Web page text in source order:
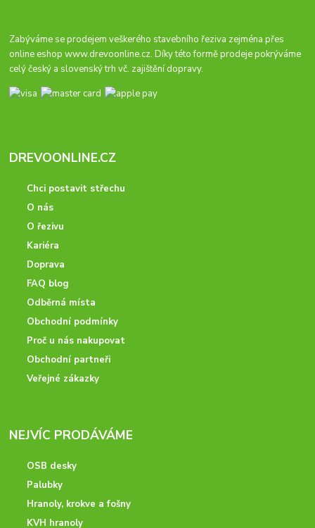
Zabýváme se prodejem veškerého stavebního řeziva zejména přes
online eshopwww.drevoonline.cz. Díky této formě prodeje pokrýváme
celý český a slovenský trh vč. zajištění dopravy.
DREVOONLINE.CZ
Chci postavit střechu
O nás
O řezivu
Kariéra
Doprava
FAQ blog
Odběrná místa
Obchodní podmínky
Proč u nás nakupovat
Obchodní partneři
Veřejné zákazky
NEJVÍC PRODÁVÁME
OSB desky
Palubky
Hranoly, krokve a fošny
KVH hranoly